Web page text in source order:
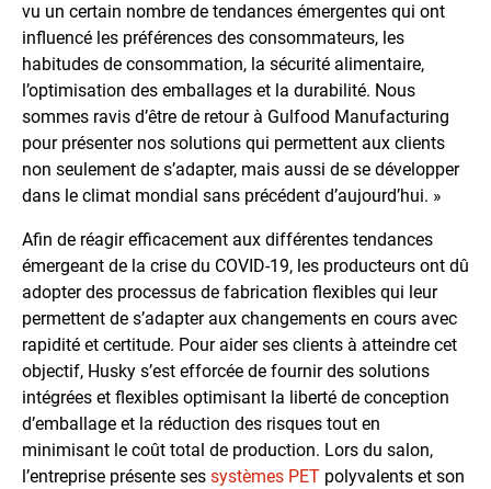
vu un certain nombre de tendances émergentes qui ont
influencé les préférences des consommateurs, les
habitudes de consommation, la sécurité alimentaire,
l’optimisation des emballages et la durabilité. Nous
sommes ravis d’être de retour à Gulfood Manufacturing
pour présenter nos solutions qui permettent aux clients
non seulement de s’adapter, mais aussi de se développer
dans le climat mondial sans précédent d’aujourd’hui. »
Afin de réagir efficacement aux différentes tendances
émergeant de la crise du COVID-19, les producteurs ont dû
adopter des processus de fabrication flexibles qui leur
permettent de s’adapter aux changements en cours avec
rapidité et certitude. Pour aider ses clients à atteindre cet
objectif, Husky s’est efforcée de fournir des solutions
intégrées et flexibles optimisant la liberté de conception
d’emballage et la réduction des risques tout en
minimisant le coût total de production. Lors du salon,
l’entreprise présente ses systèmes PET polyvalents et son